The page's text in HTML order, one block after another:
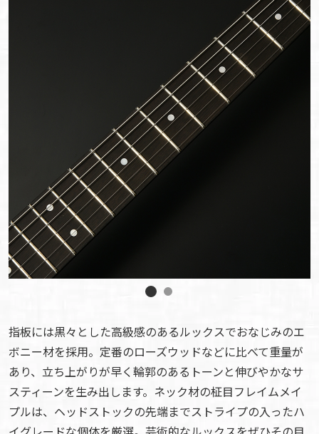
指板には黒々とした高級感のあるルックスでおなじみのエ
ボニー材を採用。定番のローズウッドなどに比べて重量が
あり、立ち上がりが早く輪郭のあるトーンと伸びやかなサ
スティーンを生み出します。ネック材の柾目フレイムメイ
プルは、ヘッドストックの先端までストライプの入ったハ